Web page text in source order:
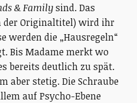
& Familysind. Das
der Originaltitel) wird ihr
werden die „Hausregeln“
Bis Madame merkt wo
bereits deutlich zu spät.
aber stetig. Die Schraube
auf Psycho-Ebene